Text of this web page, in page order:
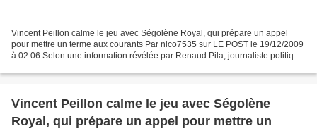
Vincent Peillon calme le jeu avec Ségolène Royal, qui prépare un appel
pour mettre un terme aux courants Par nico7535 sur LE POST le 19/12/2009
à 02:06 Selon une information révélée par Renaud Pila, journaliste politique
Vincent Peillon calme le jeu avec Ségolène
Royal, qui prépare un appel pour mettre un